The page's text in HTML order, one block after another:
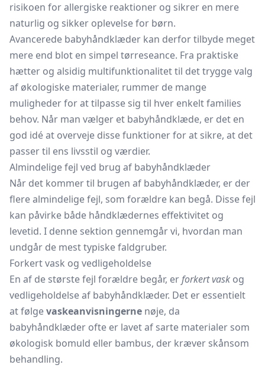
risikoen for allergiske reaktioner og sikrer en mere
naturlig og sikker oplevelse for børn.
Avancerede babyhåndklæder kan derfor tilbyde meget
mere end blot en simpel tørreseance. Fra praktiske
hætter og alsidig multifunktionalitet til det trygge valg
af økologiske materialer, rummer de mange
muligheder for at tilpasse sig til hver enkelt families
behov. Når man vælger et babyhåndklæde, er det en
god idé at overveje disse funktioner for at sikre, at det
passer til ens livsstil og værdier.
Almindelige fejl ved brug af babyhåndklæder
Når det kommer til brugen af babyhåndklæder, er der
flere almindelige fejl, som forældre kan begå. Disse fejl
kan påvirke både håndklædernes effektivitet og
levetid. I denne sektion gennemgår vi, hvordan man
undgår de mest typiske faldgruber.
Forkert vask og vedligeholdelse
En af de største fejl forældre begår, erforkert vask og
vedligeholdelse af babyhåndklæder. Det er essentielt
at følgevaskeanvisningerne nøje, da
babyhåndklæder ofte er lavet af sarte materialer som
økologisk bomuld eller bambus, der kræver skånsom
behandling.